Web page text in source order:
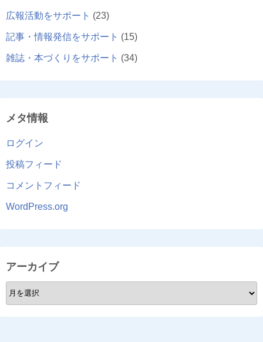
広報活動をサポート (23)
記事・情報発信をサポート (15)
雑誌・本づくりをサポート (34)
メタ情報
ログイン
投稿フィード
コメントフィード
WordPress.org
アーカイブ
ア
ー